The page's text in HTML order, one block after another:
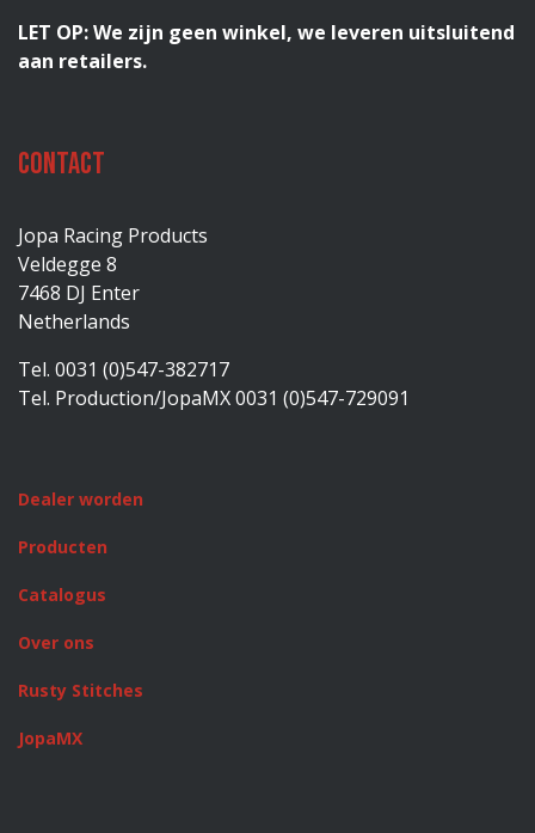
LET OP: We zijn geen winkel, we leveren uitsluitend
aan retailers.
Contact
Jopa Racing Products
Veldegge 8
7468 DJ Enter
Netherlands
Tel. 0031 (0)547-382717
Tel. Production/JopaMX 0031 (0)547-729091
Dealer worden
Producten
Catalogus
Over ons
Rusty Stitches
JopaMX